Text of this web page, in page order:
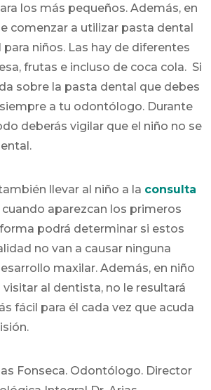
los más pequeños. Además, en
comenzar a utilizar pasta dental
niños. Las hay de diferentes
frutas e incluso de coca cola. Si
sobre la pasta dental que debes
a tu odontólogo. Durante
deberás vigilar que el niño no se
llevar al niño a la consulta
cuando aparezcan los primeros
podrá determinar si estos
no van a causar ninguna
maxilar. Además, en niño
al dentista, no le resultará
fácil para él cada vez que acuda
Fonseca. Odontólogo. Director